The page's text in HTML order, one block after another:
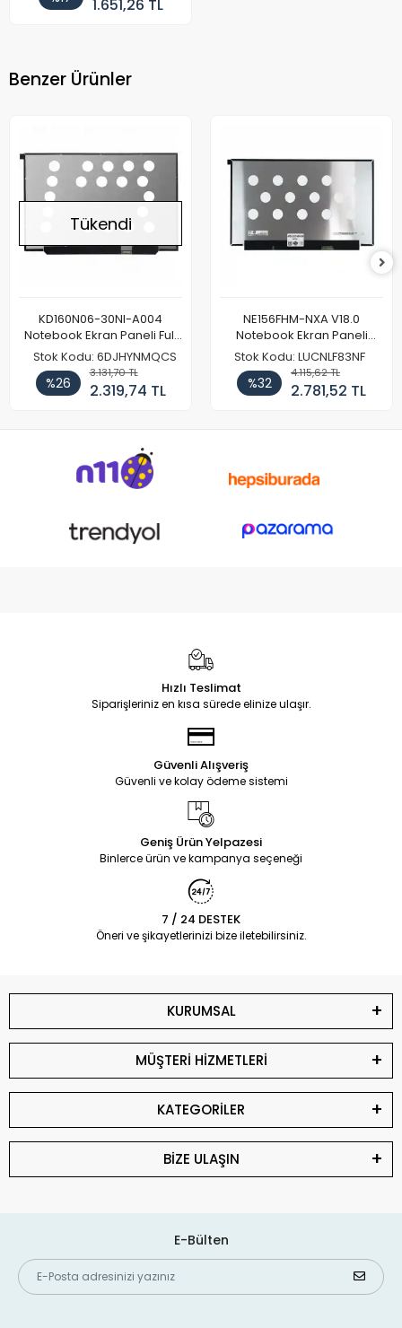
1.651,26 TL
Benzer Ürünler
Tükendi
KD160N06-30NI-A004
Notebook Ekran Paneli Full
HD
Stok Kodu: 6DJHYNMQCS
%26
3.131,70 TL
2.319,74 TL
NE156FHM-NXA V18.0
Notebook Ekran Paneli
144Hz
Stok Kodu: LUCNLF83NF
%32
4.115,62 TL
2.781,52 TL
Hızlı Teslimat
Siparişleriniz en kısa sürede elinize ulaşır.
Güvenli Alışveriş
Güvenli ve kolay ödeme sistemi
Geniş Ürün Yelpazesi
Binlerce ürün ve kampanya seçeneği
7 / 24 DESTEK
Öneri ve şikayetlerinizi bize iletebilirsiniz.
KURUMSAL
MÜŞTERİ HİZMETLERİ
KATEGORİLER
BİZE ULAŞIN
E-Bülten